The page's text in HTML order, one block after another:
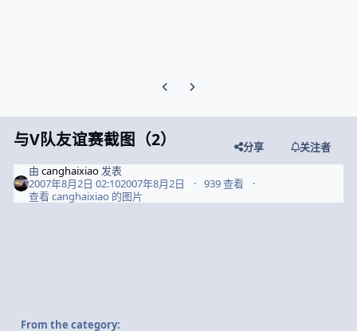
Previous carousel slide
Next carousel slide
与V队友谊赛截图（2） 分享
关注者
由canghaixiao 发表
2007年8月2日 02:102007年8月2日
939 查看
查看 canghaixiao 的图片
From the category: